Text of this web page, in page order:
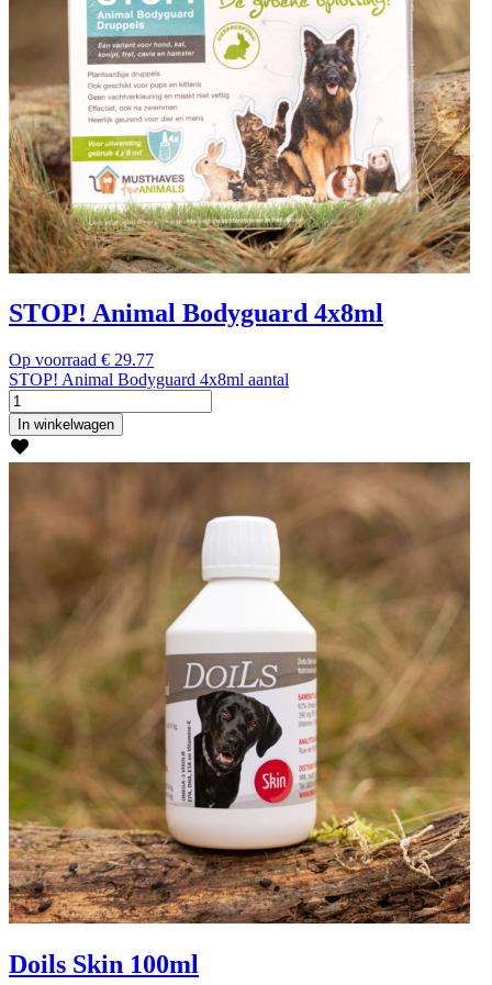
STOP! Animal Bodyguard 4x8ml
Op voorraad € 29.77
STOP! Animal Bodyguard 4x8ml aantal
In winkelwagen
Doils Skin 100ml